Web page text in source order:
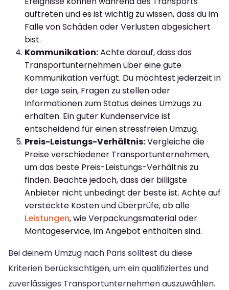
auftreten und es ist wichtig zu wissen, dass du im
Falle von Schäden oder Verlusten abgesichert
bist.
Kommunikation:Achte darauf, dass das
Transportunternehmen über eine gute
Kommunikation verfügt. Du möchtest jederzeit in
der Lage sein, Fragen zu stellen oder
Informationen zum Status deines Umzugs zu
erhalten. Ein guter Kundenservice ist
entscheidend für einen stressfreien Umzug.
Preis-Leistungs-Verhältnis:Vergleiche die
Preise verschiedener Transportunternehmen,
um das beste Preis-Leistungs-Verhältnis zu
finden. Beachte jedoch, dass der billigste
Anbieter nicht unbedingt der beste ist. Achte auf
versteckte Kosten und überprüfe, ob alle
Leistungen, wie Verpackungsmaterial oder
Montageservice, im Angebot enthalten sind.
Bei deinem Umzug nach Paris solltest du diese
Kriterien berücksichtigen, um ein qualifiziertes und
zuverlässiges Transportunternehmen auszuwählen.